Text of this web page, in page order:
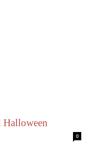
Halloween
0